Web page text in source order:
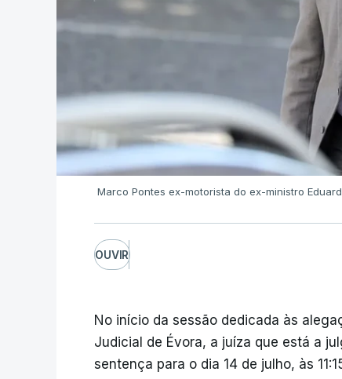
Marco Pontes ex-motorista do ex-ministro
OUVIR
No início da sessão dedicada às
Judicial de Évora, a juíza que está a
sentença para o dia 14 de julho, às